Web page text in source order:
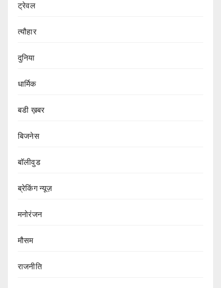
ट्रेवल
त्यौहार
दुनिया
धार्मिक
बडी ख़बर
बिजनेस
बॉलीवुड
ब्रेकिंग न्यूज़
मनोरंजन
मौसम
राजनीति